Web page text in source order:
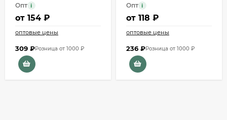
Опт i
от 154 ₽
оптовые цены
309 ₽Розница от 1000 ₽
Опт i
от 118 ₽
оптовые цены
236 ₽Розница от 1000 ₽